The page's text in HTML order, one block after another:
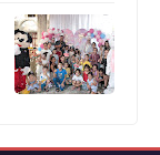
أخبار البص